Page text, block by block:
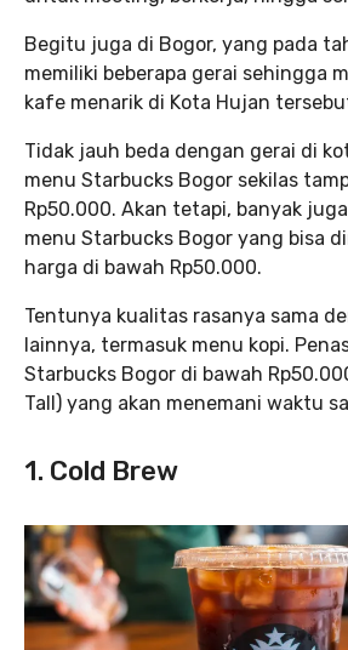
Begitu juga di Bogor, yang pada
memiliki beberapa gerai sehingga
kafe menarik di Kota Hujan
Tidak jauh beda dengan gerai di
menu Starbucks Bogor sekilas
Rp50.000. Akan tetapi, banyak
menu Starbucks Bogor yang bisa
harga di bawah Rp50.000.
Tentunya kualitas rasanya sama
lainnya, termasuk menu kopi.
Starbucks Bogor di bawah
Tall) yang akan menemani waktu
1. Cold Brew